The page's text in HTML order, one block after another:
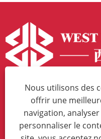
+86-573-83344839
Adresse: No.199 Xingwang
Nous utilisons des
offrir une
navigation,
personnaliser le